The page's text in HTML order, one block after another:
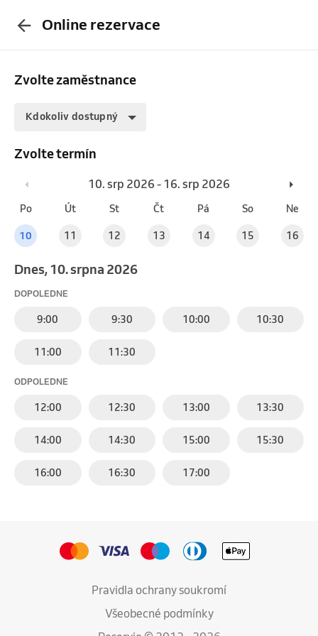
Online rezervace
Zvolte zaměstnance
Kdokoliv dostupný
Zvolte termín
10. srp 2026 - 16. srp 2026
Po Út St Čt Pá So Ne
10 11 12 13 14 15 16
Dnes, 10. srpna 2026
DOPOLEDNE
9:00 9:30 10:00 10:30
11:00 11:30
ODPOLEDNE
12:00 12:30 13:00 13:30
14:00 14:30 15:00 15:30
16:00 16:30 17:00
Pravidla ochrany soukromí
Všeobecné podmínky